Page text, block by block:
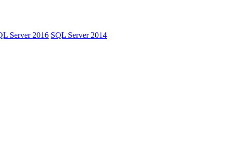
Server 2016 SQL Server 2014